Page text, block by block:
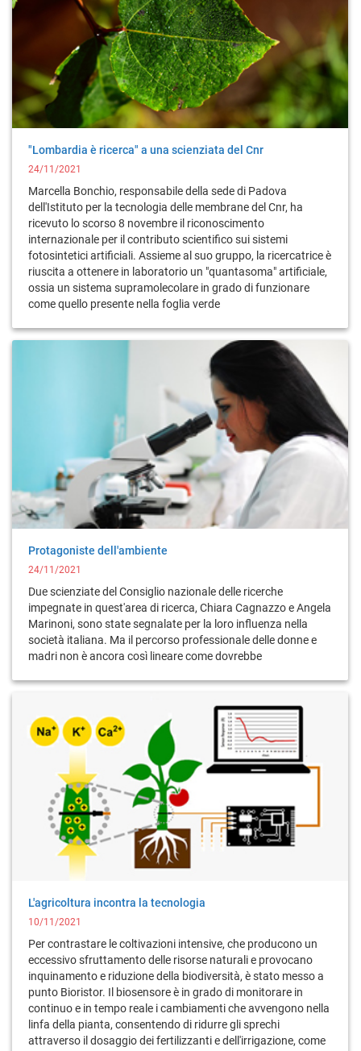
"Lombardia è ricerca" a una scienziata del Cnr
24/11/2021
Marcella Bonchio, responsabile della sede di Padova
dell'Istituto per la tecnologia delle membrane del Cnr, ha
ricevuto lo scorso 8 novembre il riconoscimento
internazionale per il contributo scientifico sui sistemi
fotosintetici artificiali. Assieme al suo gruppo, la ricercatrice è
riuscita a ottenere in laboratorio un "quantasoma" artificiale,
ossia un sistema supramolecolare in grado di funzionare
come quello presente nella foglia verde
Protagoniste dell'ambiente
24/11/2021
Due scienziate del Consiglio nazionale delle ricerche
impegnate in quest'area di ricerca, Chiara Cagnazzo e Angela
Marinoni, sono state segnalate per la loro influenza nella
società italiana. Ma il percorso professionale delle donne e
madri non è ancora così lineare come dovrebbe
L'agricoltura incontra la tecnologia
10/11/2021
Per contrastare le coltivazioni intensive, che producono un
eccessivo sfruttamento delle risorse naturali e provocano
inquinamento e riduzione della biodiversità, è stato messo a
punto Bioristor. Il biosensore è in grado di monitorare in
continuo e in tempo reale i cambiamenti che avvengono nella
linfa della pianta, consentendo di ridurre gli sprechi
attraverso il dosaggio dei fertilizzanti e dell'irrigazione, come